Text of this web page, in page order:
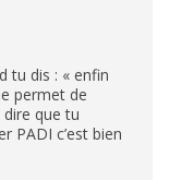
tu dis : « enfin
permet de
que tu
PADI c’est bien